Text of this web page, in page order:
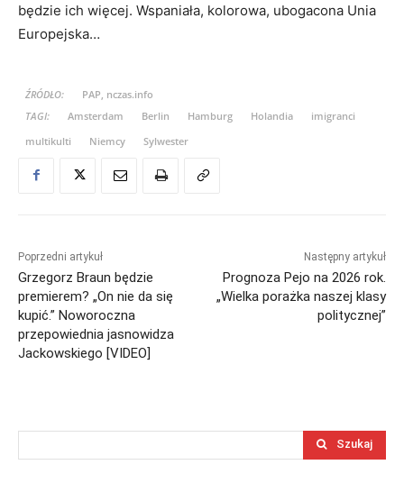
będzie ich więcej. Wspaniała, kolorowa, ubogacona Unia
Europejska…
ŹRÓDŁO:
PAP, nczas.info
TAGI:
Amsterdam Berlin Hamburg Holandia
imigranci
multikulti
Niemcy Sylwester
Poprzedni artykuł
Grzegorz Braun będzie
premierem? „On nie da się
kupić.” Noworoczna
przepowiednia jasnowidza
Jackowskiego [VIDEO]
Następny artykuł
Prognoza Pejo na 2026 rok.
„Wielka porażka naszej klasy
politycznej”
Szukaj